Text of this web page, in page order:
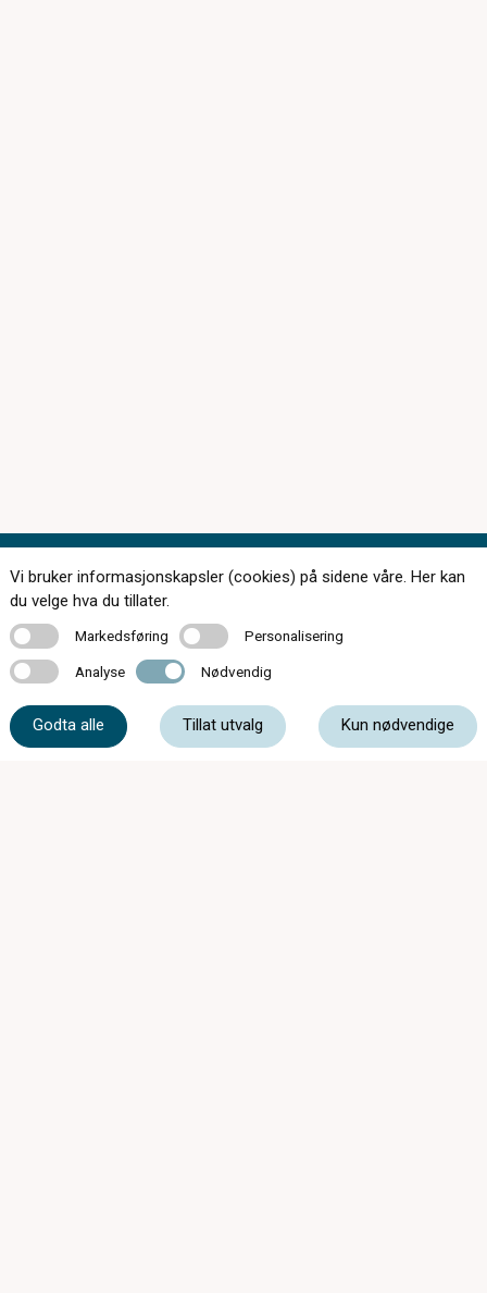
Kontakt oss
Vi bruker informasjonskapsler (cookies) på sidene våre. Her kan
du velge hva du tillater.
MarkedsføringMarkedsføring PersonaliseringPersonalisering
Analyse Analyse Nødvendig Nødvendig
Godta alle Tillat utvalg Kun nødvendige